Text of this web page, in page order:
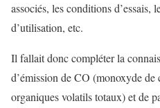
associés, les conditions d’essais,
d’utilisation, etc.
Il fallait donc compléter la
d’émission de CO (monoxyde
organiques volatils totaux) et de